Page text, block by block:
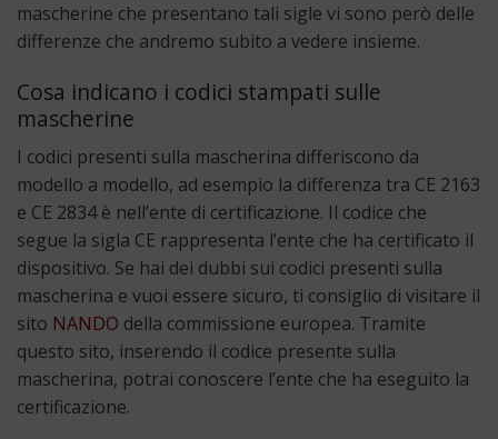
mascherine che presentano tali sigle vi sono però delle
differenze che andremo subito a vedere insieme.
Cosa indicano i codici stampati sulle
mascherine
I codici presenti sulla mascherina differiscono da
modello a modello, ad esempio la differenza tra CE 2163
e CE 2834 è nell’ente di certificazione. Il codice che
segue la sigla CE rappresenta l’ente che ha certificato il
dispositivo. Se hai dei dubbi sui codici presenti sulla
mascherina e vuoi essere sicuro, ti consiglio di visitare il
sito NANDO della commissione europea. Tramite
questo sito, inserendo il codice presente sulla
mascherina, potrai conoscere l’ente che ha eseguito la
certificazione.